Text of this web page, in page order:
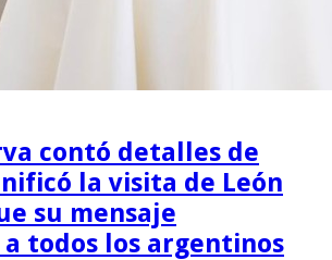
contó detalles de
la visita de León
su mensaje
todos los argentinos